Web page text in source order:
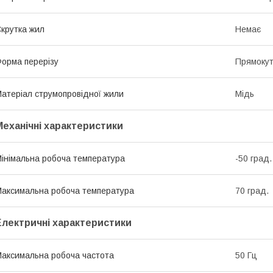
жил Немає
перерізу
струмопровідної жили Мідь
характеристики
робоча температура -50 град.
робоча температура 70 град.
характеристики
робоча частота 50 Гц